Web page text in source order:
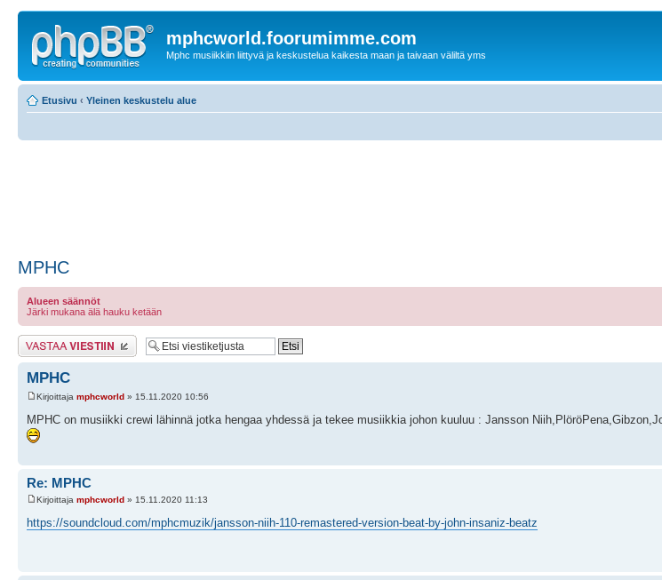
mphcworld.foorumimme.com
Mphc musiikkiin liittyvä ja keskustelua kaikesta maan ja taivaan väliltä yms
Etusivu ‹ Yleinen keskustelu alue
MPHC
Alueen säännöt
Järki mukana älä hauku ketään
Lähetä vastaus
MPHC
Kirjoittaja mphcworld » 15.11.2020 10:56
MPHC on musiikki crewi lähinnä jotka hengaa yhdessä ja tekee musiikkia johon kuuluu : Jansson
Re: MPHC
Kirjoittaja mphcworld » 15.11.2020 11:13
https://soundcloud.com/mphcmuzik/jansson-niih-110-remastered-version-beat-by-john-insaniz-beatz